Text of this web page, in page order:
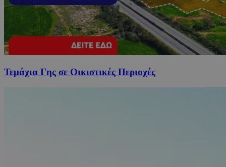
Τεμάχια Γης σε Οικιστικές Περιοχές